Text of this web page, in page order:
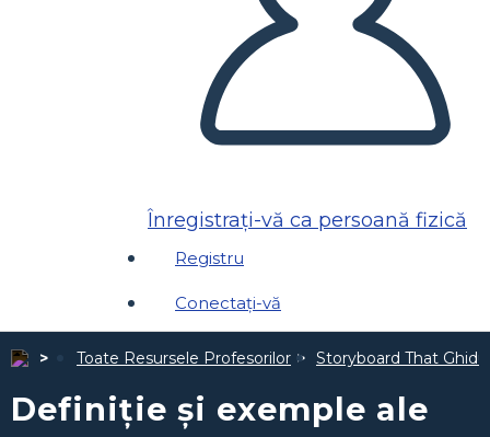
Înregistrați-vă ca persoană fizică
Registru
Conectați-vă
Toate Resursele Profesorilor Storyboard That
Definiție și exemple ale